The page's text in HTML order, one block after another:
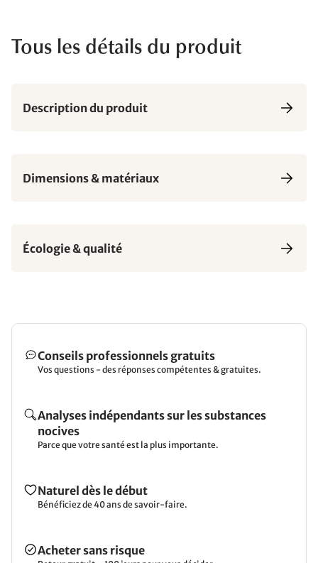
Tous les détails du produit
Description du produit
Dimensions & matériaux
Écologie & qualité
Conseils professionnels gratuits
Vos questions - des réponses compétentes & gratuites.
Analyses indépendants sur les substances
nocives
Parce que votre santé est la plus importante.
Naturel dès le début
Bénéficiez de 40 ans de savoir-faire.
Acheter sans risque